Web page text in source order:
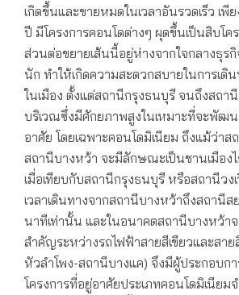
เกิดขึ้นและขายหมดในเวลาอันรวดเร็ว เพีย
ปี มีโครงการคอนโดต่างๆ ผุดขึ้นเป็นสิบโค
ส่วนต่อขยายเส้นนี้อยู่ห่างจากใจกลางธุรกิ
นัก ทำให้เกิดความสะดวกสบายในการเดิ
ในเมือง ตั้งแต่สถานีกรุงธนบุรี จนถึงสถา
บริเวณซึ่งมีศักยภาพสูงในเหมาะที่จะพัฒน
อาศัย โดยเฉพาะคอนโดมิเนียม ถึงแม้ว่า
สถานีบางหว้า จะมีลักษณะเป็นชานเมือง
เมื่อเทียบกับสถานีกรุงธนบุรี หรือสถานีวง
เวลาเดินทางจากสถานีบางหว้าถึงสถานีส
นาทีเท่านั้น และในอนาคตสถานีบางหว้าจ
สำคัญระหว่างรถไฟฟ้าสายสีเขียวและสา
หัวลำโพง-สถานีบางแค) จึงมีผู้ประกอบก
โครงการที่อยู่อาศัยประเภทคอนโดมิเนียม